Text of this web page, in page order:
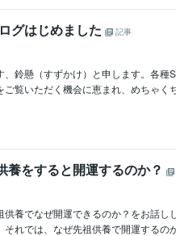
グはじめました
記事
鈴懸（すずかけ）と申します。各
覧いただく機会に恵まれ、めちゃく
養をすると開運するのか？
養でなぜ開運できるのか？をお話し
れでは、なぜ先祖供養で開運するの